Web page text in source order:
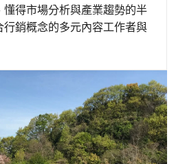
得市場分析與產業趨勢的半
銷概念的多元內容工作者與